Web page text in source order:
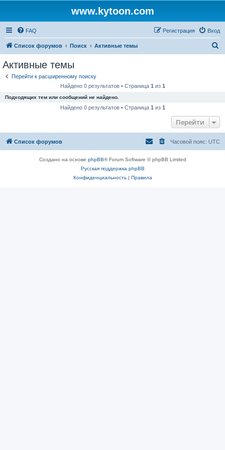
www.kytoon.com
FAQ Вход
Регистрация
Список форумов Поиск Активные темы
Активные темы
Перейти к расширенному поиску
Найдено 0 результатов • Страница 1 из 1
Подходящих тем или сообщений не найдено.
Найдено 0 результатов • Страница 1 из 1
Перейти
Список форумов Часовой пояс: UTC
Создано на основе phpBB® Forum Software © phpBB Limited
Русская поддержка phpBB
Конфиденциальность| Правила